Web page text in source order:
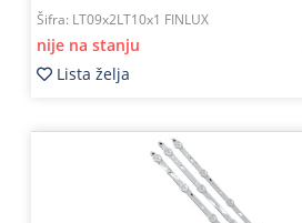
Šifra: LT09x2LT10x1 FINLUX
nije na stanju
Lista želja